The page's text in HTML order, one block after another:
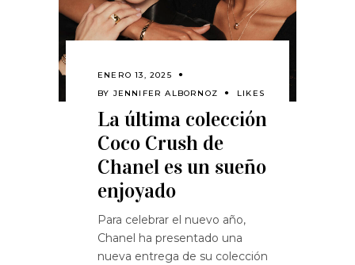
ENERO 13, 2025
BY JENNIFER ALBORNOZ LIKES
La última colección
Coco Crush de
Chanel es un sueño
enjoyado
Para celebrar el nuevo año,
Chanel ha presentado una
nueva entrega de su colección